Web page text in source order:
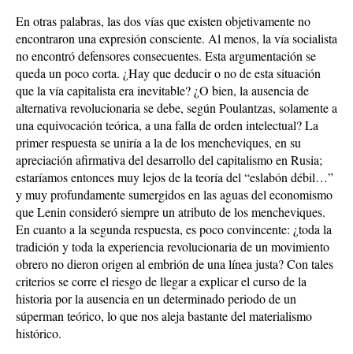
En otras palabras, las dos vías que existen objetivamente no
encontraron una expresión consciente. Al menos, la vía socialista
no encontró defensores consecuentes. Esta argumentación se
queda un poco corta. ¿Hay que deducir o no de esta situación
que la vía capitalista era inevitable? ¿O bien, la ausencia de
alternativa revolucionaria se debe, según Poulantzas, solamente a
una equivocación teórica, a una falla de orden intelectual? La
primer respuesta se uniría a la de los mencheviques, en su
apreciación afirmativa del desarrollo del capitalismo en Rusia;
estaríamos entonces muy lejos de la teoría del “eslabón débil…”
y muy profundamente sumergidos en las aguas del economismo
que Lenin consideró siempre un atributo de los mencheviques.
En cuanto a la segunda respuesta, es poco convincente: ¿toda la
tradición y toda la experiencia revolucionaria de un movimiento
obrero no dieron origen al embrión de una línea justa? Con tales
criterios se corre el riesgo de llegar a explicar el curso de la
historia por la ausencia en un determinado periodo de un
súperman teórico, lo que nos aleja bastante del materialismo
histórico.